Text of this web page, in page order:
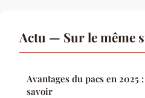
Actu — Sur le même
Avantages du pacs en 2025
savoir